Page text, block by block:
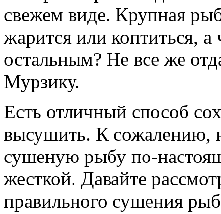
свежем виде. Крупная
жарится или коптиться, а
остальным? Не все же
Мурзику.
Есть отличный способ
высушить. К сожалению,
сушеную рыбу по-
жесткой. Давайте
правильного сушения